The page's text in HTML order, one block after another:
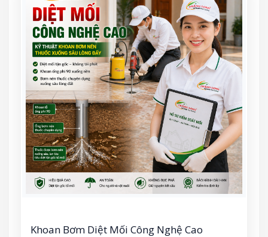
Khoan Bơm Diệt Mối Công Nghệ Cao